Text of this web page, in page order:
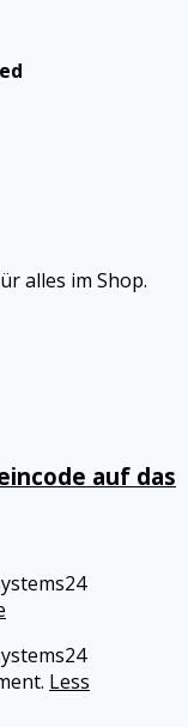
alles im Shop.
auf das
Less